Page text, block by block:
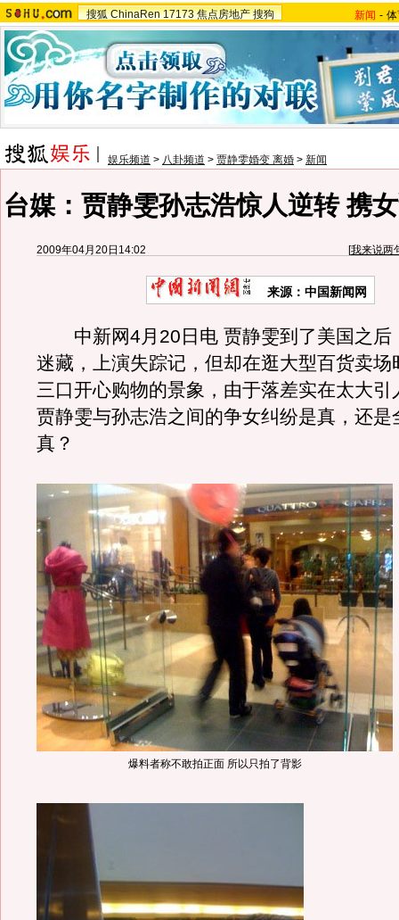
搜狐 ChinaRen 17173 焦点房地产 搜狗 新闻 -
娱乐频道 > 八卦频道 > 贾静雯婚变 离婚 > 新闻
台媒：贾静雯孙志浩惊人逆转 携
2009年04月20日14:02 [我来说两
来源： 中国新闻网
中新网4月20日电 贾静雯到了美国之后
迷藏，上演失踪记，但却在逛大型百货卖场
三口开心购物的景象，由于落差实在太大引
贾静雯与孙志浩之间的争女纠纷是真，还是
真？
爆料者称不敢拍正面 所以只拍了背影